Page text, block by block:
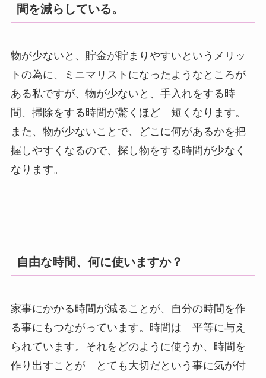
間を減らしている。
物が少ないと、貯金が貯まりやすいというメリッ
トの為に、ミニマリストになったようなところが
ある私ですが、物が少ないと、手入れをする時
間、掃除をする時間が驚くほど 短くなります。
また、物が少ないことで、どこに何があるかを把
握しやすくなるので、探し物をする時間が少なく
なります。
自由な時間、何に使いますか？
家事にかかる時間が減ることが、自分の時間を作
る事にもつながっています。時間は 平等に与え
られています。それをどのように使うか、時間を
作り出すことが とても大切だという事に気が付